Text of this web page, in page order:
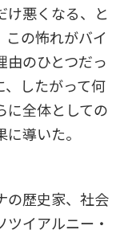
け悪くなる、と
この怖れがバイ
由のひとつだっ
、したがって何
に全体としての
に導いた。
の歴史家、社会
イアルニー・